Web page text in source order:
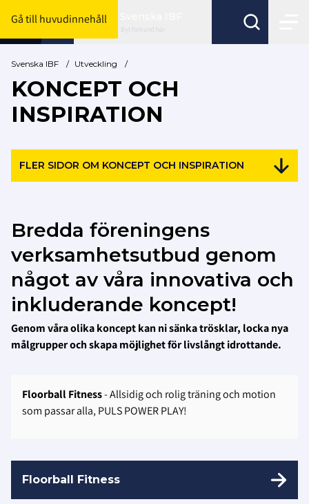
Gå till huvudinnehåll
Byt förbund här
Svenska IBF / Utveckling /
KONCEPT OCH
INSPIRATION
FLER SIDOR OM KONCEPT OCH INSPIRATION
Bredda föreningens
verksamhetsutbud genom
något av våra innovativa och
inkluderande koncept!
Genom våra olika koncept kan ni sänka trösklar, locka nya
målgrupper och skapa möjlighet för livslångt idrottande.
Floorball Fitness- Allsidig och rolig träning och motion
som passar alla, PULS POWER PLAY!
Floorball Fitness